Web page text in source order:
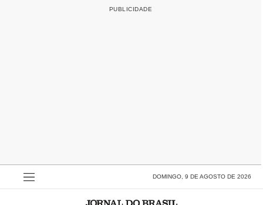
DOMINGO, 9 DE AGOSTO DE 2026